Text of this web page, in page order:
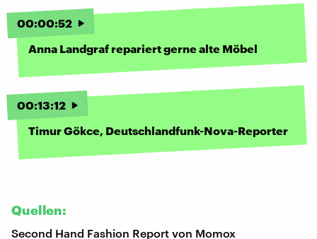
00:00:52
Anna Landgraf repariert gerne alte Möbel
00:13:12
Timur Gökce, Deutschlandfunk-Nova-Reporter
Quellen:
Second Hand Fashion Report von Momox